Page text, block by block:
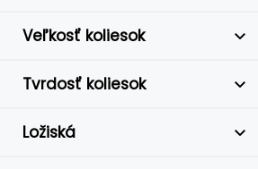
Veľkosť koliesok
Tvrdosť koliesok
Ložiská